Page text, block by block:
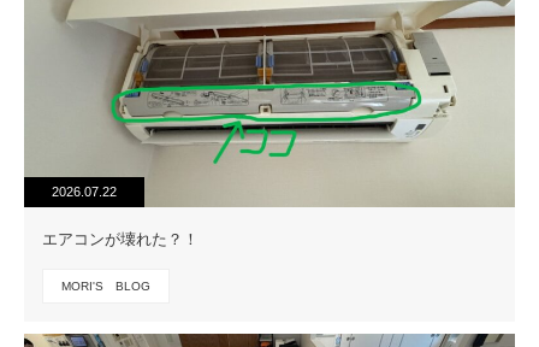
2026.07.22
エアコンが壊れた？！
MORI'S BLOG